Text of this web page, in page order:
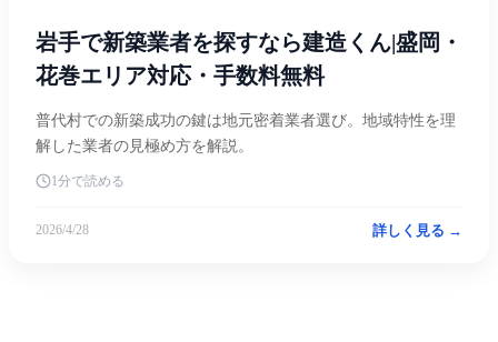
岩手で新築業者を探すなら建造くん|盛岡・
花巻エリア対応・手数料無料
普代村での新築成功の鍵は地元密着業者選び。地域特性を理
解した業者の見極め方を解説。
1分で読める
2026/4/28 詳しく見る →